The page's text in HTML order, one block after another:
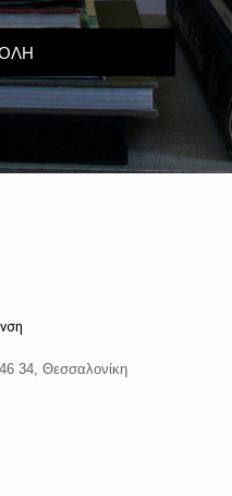
34, Θεσσαλονίκη